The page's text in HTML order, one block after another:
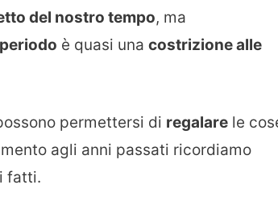
del nostro tempo, ma
periodo è quasi una costrizione alle
permettersi di regalare le
agli anni passati ricordiamo
fatti.